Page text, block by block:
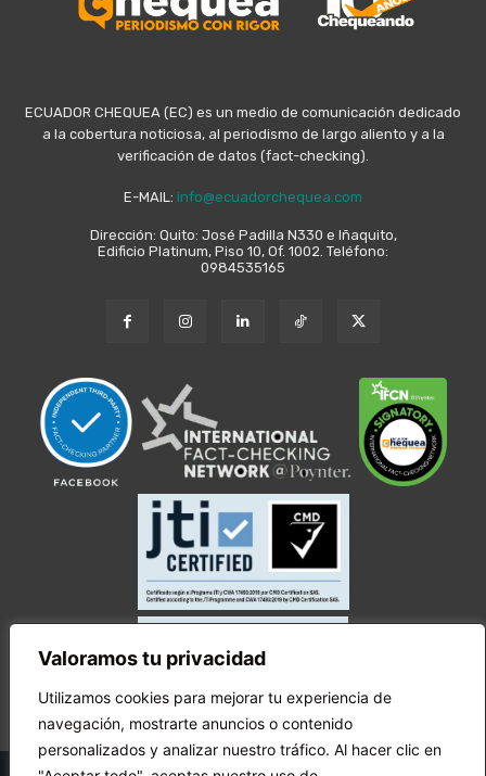
Valoramos tu privacidad
Utilizamos cookies para mejorar tu experiencia de
navegación, mostrarte anuncios o contenido
personalizados y analizar nuestro tráfico. Al hacer clic en
ECUADOR CHEQUEA (EC) es un medio de comunicación dedicado
a la cobertura noticiosa, al periodismo de largo aliento y a la
verificación de datos (fact-checking).
E-MAIL: info@ecuadorchequea.com
Dirección: Quito: José Padilla N330 e Iñaquito,
Edificio Platinum, Piso 10, Of. 1002. Teléfono:
0984535165
© Copyright Ecuador Chequea 2025.